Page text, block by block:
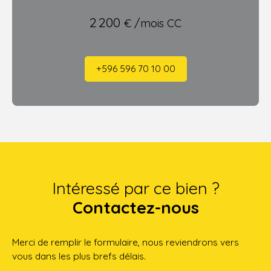
2 200 € /mois CC
+596 596 70 10 00
Intéressé par ce bien ?
Contactez-nous
Merci de remplir le formulaire, nous reviendrons vers
vous dans les plus brefs délais.